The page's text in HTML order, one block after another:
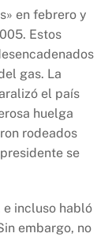
en febrero y
Estos
gas. La
el país
huelga
rodeados
se
e incluso habló
embargo, no